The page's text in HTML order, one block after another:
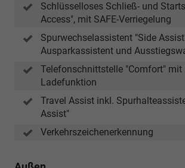
Schlüsselloses Schließ- und
Access", mit SAFE-Verriegelung
Spurwechselassistent "Side
Ausparkassistent und
Telefonschnittstelle "Comfort" mit
Ladefunktion
Travel Assist inkl.
Assist"
Verkehrszeichenerkennung